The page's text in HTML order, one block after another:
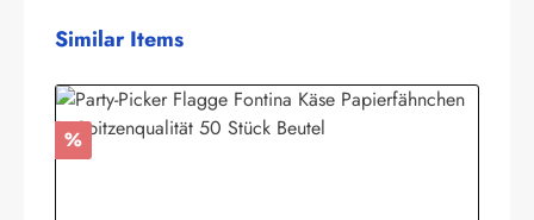
Produktgalerie überspringen
Similar Items
Rabatt
%